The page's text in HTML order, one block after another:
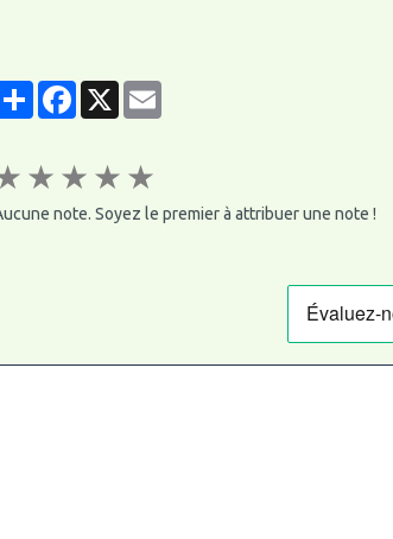
PartagerFacebook
X Email
★ ★ ★ ★
note. Soyez le premier à attribuer une note !